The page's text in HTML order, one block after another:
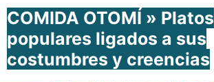
COMIDA OTOMÍ » Platos
populares ligados a sus
costumbres y creencias